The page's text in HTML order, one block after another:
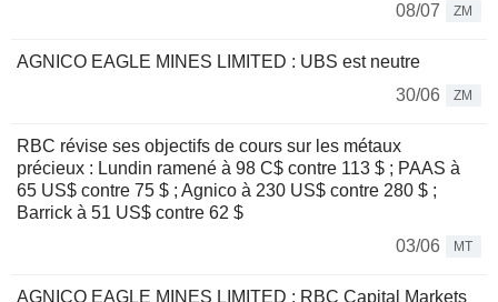
08/07
ZM
AGNICO EAGLE MINES LIMITED : UBS est neutre
30/06
ZM
RBC révise ses objectifs de cours sur les métaux
précieux : Lundin ramené à 98 C$ contre 113 $ ; PAAS à
65 US$ contre 75 $ ; Agnico à 230 US$ contre 280 $ ;
Barrick à 51 US$ contre 62 $
03/06
MT
AGNICO EAGLE MINES LIMITED : RBC Capital Markets